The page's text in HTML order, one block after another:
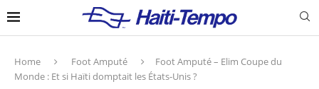
Home Foot Amputé
Foot Amputé – Elim Coupe du
Monde : Et si Haïti domptait les États-Unis ?